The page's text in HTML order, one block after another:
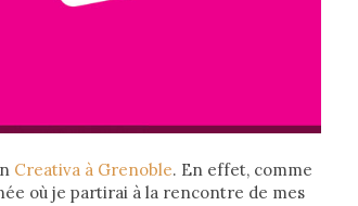
Creativa à Grenoble. En effet, comme
où je partirai à la rencontre de mes